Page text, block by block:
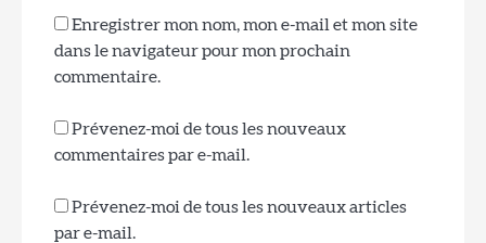
Enregistrer mon nom, mon e-mail et mon site
dans le navigateur pour mon prochain
commentaire.
Prévenez-moi de tous les nouveaux
commentaires par e-mail.
Prévenez-moi de tous les nouveaux articles
par e-mail.
style mid-century modern pour le salon
5
Lampe de table minimaliste en aluminium